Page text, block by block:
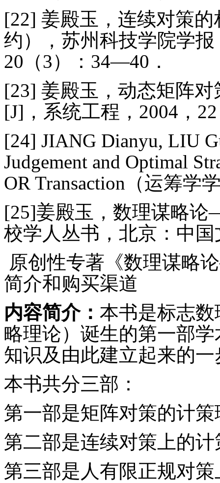
[22] 姜殿玉，连续对策
约），苏州科技学院学
20 （3）： 34—40 ．
[23] 姜殿玉，动态矩阵
[J]，系统工程，2004，
[24] JIANG Dianyu, LIU
Judgement and Optimal
OR Transaction（运筹学
[25]姜殿玉，数理谋略
校学人丛书，北京：中
原创性专著《数理谋略
简介和购买渠道
内容简介： 本书是标志
略理论）诞生的第一部
知识及由此建立起来的
本书共分三部：
第一部是矩阵对策的计策
第二部是连续对策上的
第三部是人有限正规对